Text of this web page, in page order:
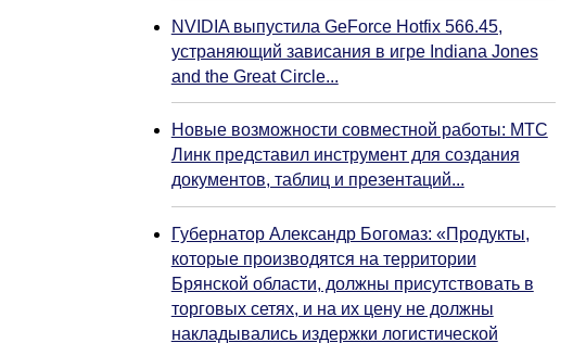
NVIDIA выпустила GeForce Hotfix 566.45,
устраняющий зависания в игре Indiana Jones
and the Great Circle...
Новые возможности совместной работы: МТС
Линк представил инструмент для создания
документов, таблиц и презентаций...
Губернатор Александр Богомаз: «Продукты,
которые производятся на территории
Брянской области, должны присутствовать в
торговых сетях, и на их цену не должны
накладывались издержки логистической